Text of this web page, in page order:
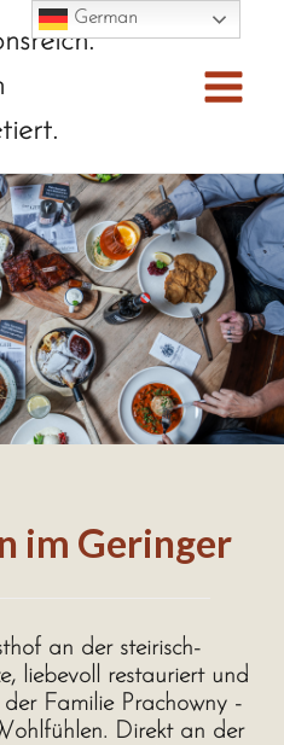
Main
im Geringer
an der steirisch-
liebevoll restauriert und
Familie Prachowny -
Direkt an der
German